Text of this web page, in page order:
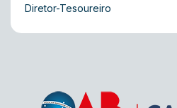
Diretor-Tesoureiro